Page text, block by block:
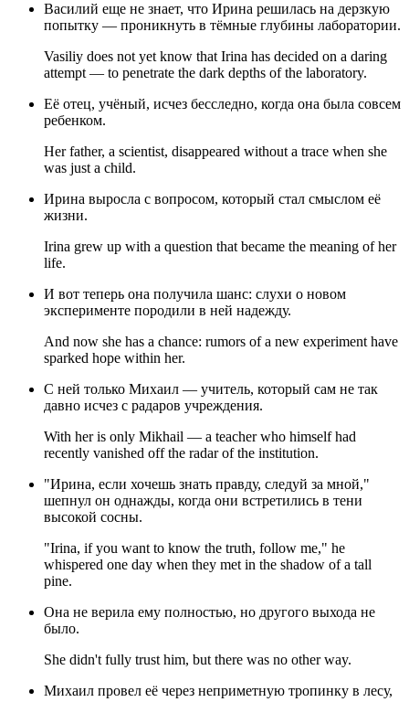
Василий еще не знает, что Ирина решилась на дерзкую
попытку — проникнуть в тёмные глубины лаборатории.
Vasiliy does not yet know that Irina has decided on a daring
attempt — to penetrate the dark depths of the laboratory.
Её отец, учёный, исчез бесследно, когда она была совсем
ребенком.
Her father, a scientist, disappeared without a trace when she
was just a child.
Ирина выросла с вопросом, который стал смыслом её
жизни.
Irina grew up with a question that became the meaning of her
life.
И вот теперь она получила шанс: слухи о новом
эксперименте породили в ней надежду.
And now she has a chance: rumors of a new experiment have
sparked hope within her.
С ней только Михаил — учитель, который сам не так
давно исчез с радаров учреждения.
With her is only Mikhail — a teacher who himself had
recently vanished off the radar of the institution.
"Ирина, если хочешь знать правду, следуй за мной,"
шепнул он однажды, когда они встретились в тени
высокой сосны.
"Irina, if you want to know the truth, follow me," he
whispered one day when they met in the shadow of a tall
pine.
Она не верила ему полностью, но другого выхода не
было.
She didn't fully trust him, but there was no other way.
Михаил провел её через неприметную тропинку в лесу,